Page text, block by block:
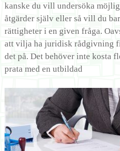
kanske du vill undersöka
åtgärder själv eller så vill du
rättigheter i en given fråga.
att vilja ha juridisk rådgivning
det på. Det behöver inte kosta
prata med en utbildad